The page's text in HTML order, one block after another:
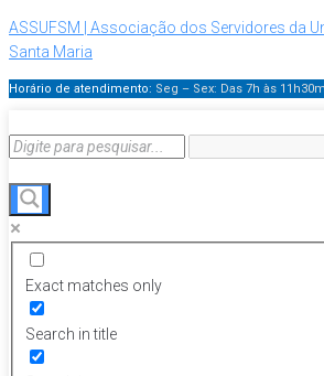
ASSUFSM | Associação dos Servidores da
Santa Maria
Horário de atendimento: Seg – Sex: Das 7h às
Exact matches only
Search in title